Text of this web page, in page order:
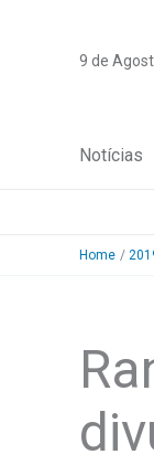
9 de
Notícias
Home